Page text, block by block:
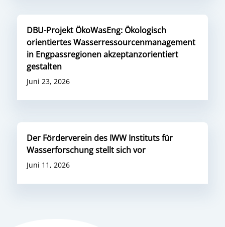
DBU-Projekt ÖkoWasEng: Ökologisch
orientiertes Wasserressourcenmanagement
in Engpassregionen akzeptanzorientiert
gestalten
Juni 23, 2026
Der Förderverein des IWW Instituts für
Wasserforschung stellt sich vor
Juni 11, 2026